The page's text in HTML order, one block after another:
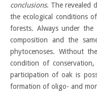
conclusions. The revealed
the ecological conditions
forests. Always under
composition and the
phytocenoses. Without
condition of
participation of oak is
formation of oligo- and